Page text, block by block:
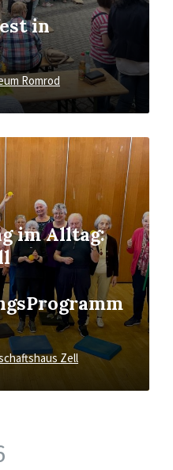
in
Romrod
im Alltag:
Zell